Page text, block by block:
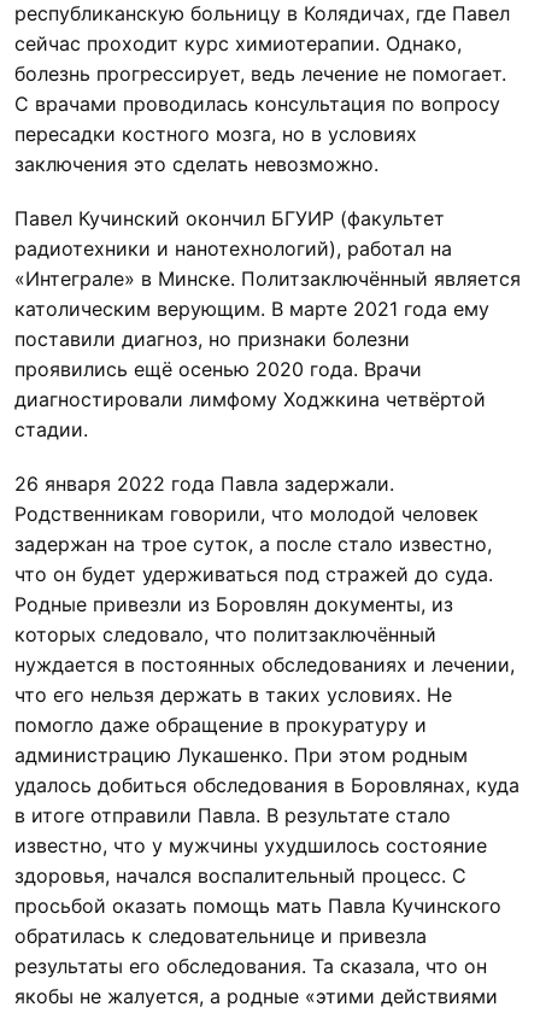
республиканскую больницу в Колядичах, где Павел
сейчас проходит курс химиотерапии. Однако,
болезнь прогрессирует, ведь лечение не помогает.
С врачами проводилась консультация по вопросу
пересадки костного мозга, но в условиях
заключения это сделать невозможно.
Павел Кучинский окончил БГУИР (факультет
радиотехники и нанотехнологий), работал на
«Интеграле» в Минске. Политзаключённый является
католическим верующим. В марте 2021 года ему
поставили диагноз, но признаки болезни
проявились ещё осенью 2020 года. Врачи
диагностировали лимфому Ходжкина четвёртой
стадии.
26 января 2022 года Павла задержали.
Родственникам говорили, что молодой человек
задержан на трое суток, а после стало известно,
что он будет удерживаться под стражей до суда.
Родные привезли из Боровлян документы, из
которых следовало, что политзаключённый
нуждается в постоянных обследованиях и лечении,
что его нельзя держать в таких условиях. Не
помогло даже обращение в прокуратуру и
администрацию Лукашенко. При этом родным
удалось добиться обследования в Боровлянах, куда
в итоге отправили Павла. В результате стало
известно, что у мужчины ухудшилось состояние
здоровья, начался воспалительный процесс. С
просьбой оказать помощь мать Павла Кучинского
обратилась к следовательнице и привезла
результаты его обследования. Та сказала, что он
якобы не жалуется, а родные «этими действиями